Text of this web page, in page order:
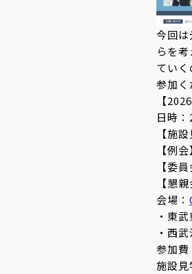
今回は
らを
ていく
参加く
【
日時
【施
【例
【委
【懇
会場：
・東
・西
参加費
施設見